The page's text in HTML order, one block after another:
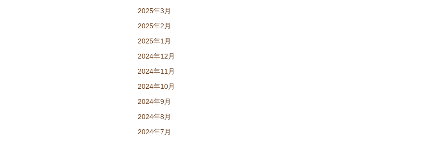
2025年3月
2025年2月
2025年1月
2024年12月
2024年11月
2024年10月
2024年9月
2024年8月
2024年7月